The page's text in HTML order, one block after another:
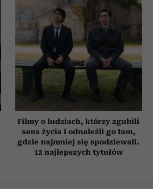
Filmy o ludziach, którzy zgubili
sens życia i odnaleźli go tam,
gdzie najmniej się spodziewali.
12 najlepszych tytułów